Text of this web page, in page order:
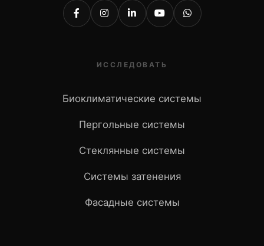
ИССЛЕДОВАТЬ
Биоклиматические системы
Пергольные системы
Стеклянные системы
Системы затенения
Фасадные системы